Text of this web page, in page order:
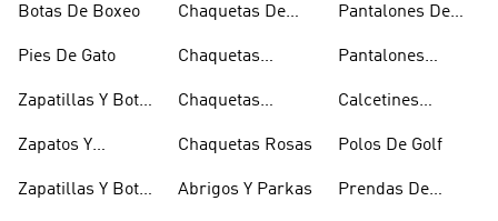
Botas De Boxeo
Pies De Gato
Zapatillas Y Botas
Zapatos Y
Doradas
Zapatillas Y Botas
Chaquetas De
Chaquetas
Chaquetas
Chaquetas Rosas
Abrigos Y Parkas
Pantalones De
Pantalones
Calcetines
Polos De Golf
Prendas De